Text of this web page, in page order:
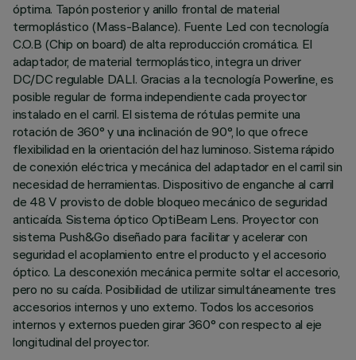
óptima. Tapón posterior y anillo frontal de material
termoplástico (Mass-Balance). Fuente Led con tecnología
C.O.B (Chip on board) de alta reproducción cromática. El
adaptador, de material termoplástico, integra un driver
DC/DC regulable DALI. Gracias a la tecnología Powerline, es
posible regular de forma independiente cada proyector
instalado en el carril. El sistema de rótulas permite una
rotación de 360° y una inclinación de 90°, lo que ofrece
flexibilidad en la orientación del haz luminoso. Sistema rápido
de conexión eléctrica y mecánica del adaptador en el carril sin
necesidad de herramientas. Dispositivo de enganche al carril
de 48 V provisto de doble bloqueo mecánico de seguridad
anticaída. Sistema óptico OptiBeam Lens. Proyector con
sistema Push&Go diseñado para facilitar y acelerar con
seguridad el acoplamiento entre el producto y el accesorio
óptico. La desconexión mecánica permite soltar el accesorio,
pero no su caída. Posibilidad de utilizar simultáneamente tres
accesorios internos y uno externo. Todos los accesorios
internos y externos pueden girar 360° con respecto al eje
longitudinal del proyector.